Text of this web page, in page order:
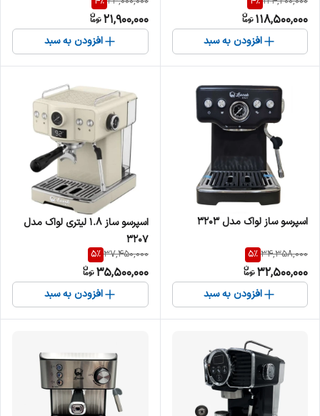
118,500,000
افزودن به سبد
21,900,000
افزودن به سبد
اسپرسو ساز لواک مدل 3203
34,358,000
5%
32,500,000
افزودن به سبد
اسپرسو ساز 1.8 لیتری لواک مدل
3207
37,450,000
5%
35,500,000
افزودن به سبد